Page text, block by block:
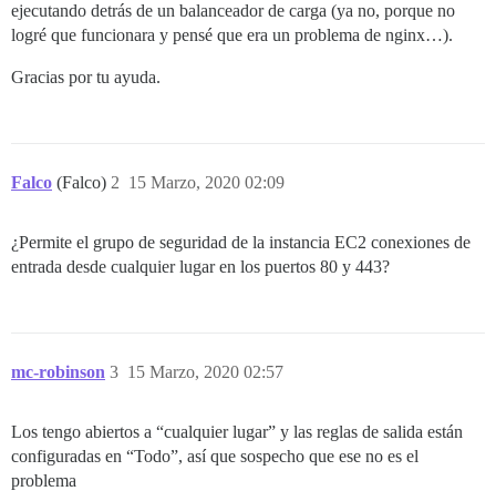
ejecutando detrás de un balanceador de carga (ya no, porque no
logré que funcionara y pensé que era un problema de nginx…).
Gracias por tu ayuda.
Falco (Falco) 15 Marzo, 2020 02:09
2
¿Permite el grupo de seguridad de la instancia EC2 conexiones de
entrada desde cualquier lugar en los puertos 80 y 443?
mc-robinson 15 Marzo, 2020 02:57
3
Los tengo abiertos a “cualquier lugar” y las reglas de salida están
configuradas en “Todo”, así que sospecho que ese no es el
problema